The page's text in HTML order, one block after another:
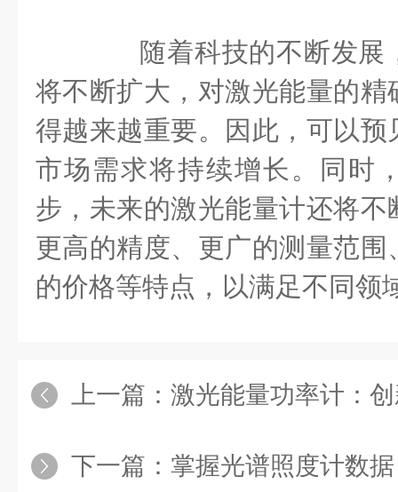
随着科技的不断发展
将不断扩大，对激光能量的
得越来越重要。因此，可以
市场需求将持续增长。同时
步，未来的激光能量计还将
更高的精度、更广的测量范
的价格等特点，以满足不同领
上一篇： 激光能量功率计：创新技
下一篇： 掌握光谱照度计数